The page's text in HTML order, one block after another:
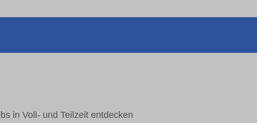
in Voll- und Teilzeit entdecken